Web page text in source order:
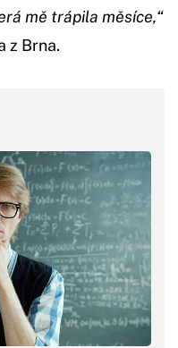
mě trápila měsíce,“
z Brna.